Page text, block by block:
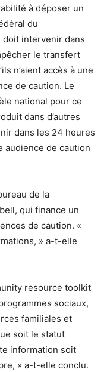
à déposer un
du
doit intervenir dans
le transfert
n’aient accès à une
de caution. Le
national pour ce
dans d’autres
dans les 24 heures
audience de caution
de la
qui finance un
de caution. «
» a-t-elle
resource toolkit
sociaux,
familiales et
soit le statut
information soit
» a-t-elle conclu.